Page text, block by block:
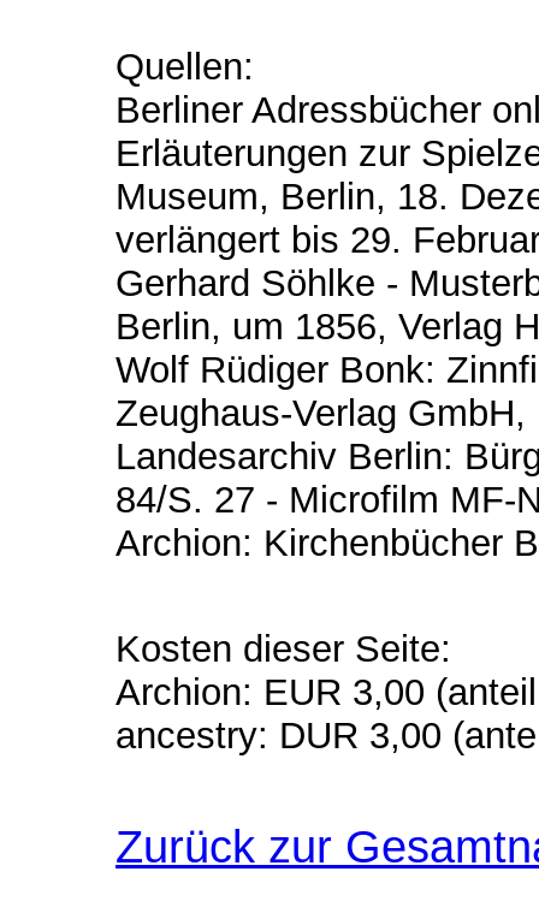
Quellen:
Berliner Adressbücher
Erläuterungen zur
Museum, Berlin, 18.
verlängert bis 29.
Gerhard Söhlke -
Berlin, um 1856, Verlag
Wolf Rüdiger Bonk:
Zeughaus-Verlag
Landesarchiv Berlin:
84/S. 27 - Microfilm MF-
Archion: Kirchenbücher
Kosten dieser Seite:
Archion: EUR 3,00
ancestry: DUR 3,00
Zurück zur